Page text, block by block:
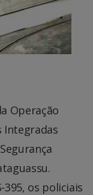
Operação
Integradas
os policiais